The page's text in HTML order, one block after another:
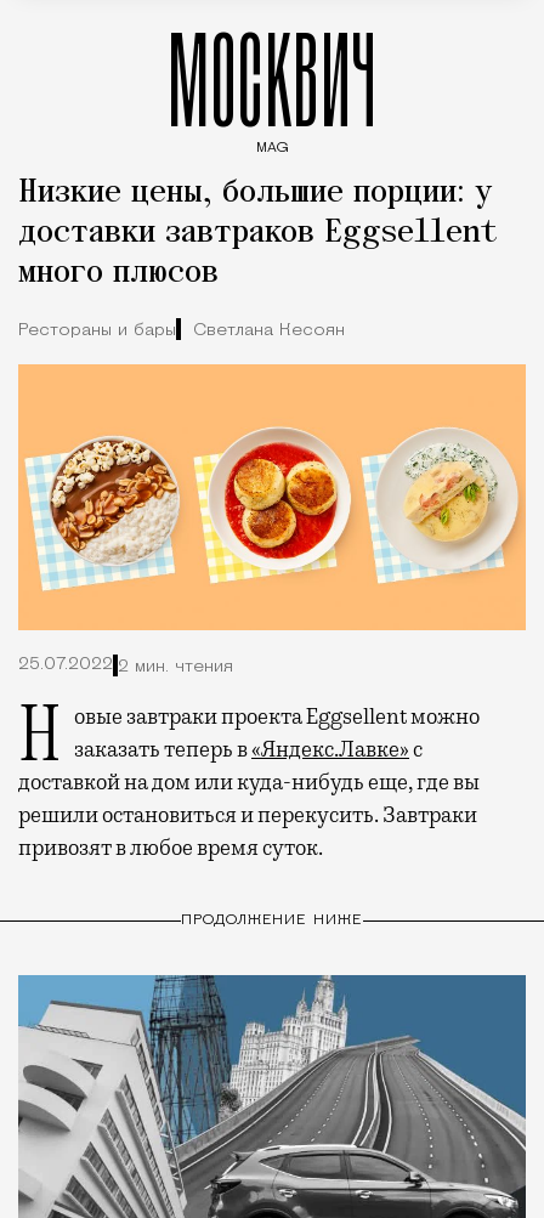
МОСКВИЧ
MAG
Низкие цены, большие порции: у
доставки завтраков Eggsellent
много плюсов
Рестораны и бары Светлана Кесоян
25.07.2022 2 мин. чтения
Новые завтраки проекта Eggsellent можно заказать теперь в«Яндекс.Лавке»с
доставкой на дом или куда-нибудь еще, где вы
решили остановиться и перекусить. Завтраки
привозят в любое время суток.
ПРОДОЛЖЕНИЕ НИЖЕ